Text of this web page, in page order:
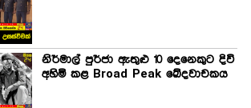
නිර්මාල් පුර්ජා ඇතුළු 10 දෙනෙකුට දිවි
අහිමි කළ Broad Peak ඛේදවාචකය